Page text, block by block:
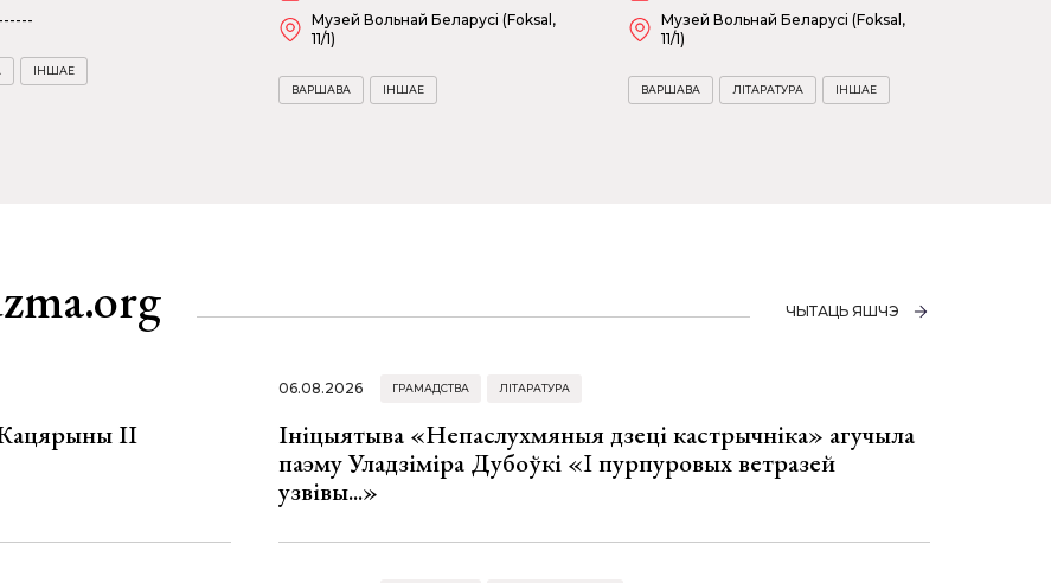
ІНШАЕ
Музей Вольнай Беларусі (Foksal,
11/1)
ВАРШАВА ІНШАЕ
Музей Вольнай Беларусі (Foksal,
11/1)
ВАРШАВА ЛІТАРАТУРА ІНШАЕ
ЧЫТАЦЬ ЯШЧЭ
ІІ
06.08.2026 ГРАМАДСТВА ЛІТАРАТУРА
Ініцыятыва «Непаслухмяныя дзеці кастрычніка» агучыла
паэму Уладзіміра Дубоўкі «І пурпуровых ветразей
узвівы...»